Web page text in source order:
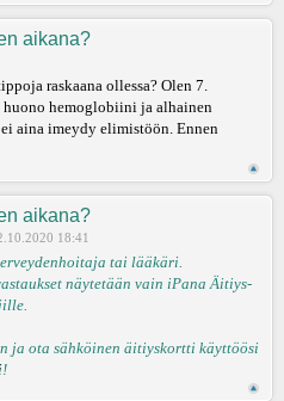
aikana?
raskaana ollessa? Olen 7.
hemoglobiini ja alhainen
aina imeydy elimistöön. Ennen
aikana?
18:41
tai lääkäri.
näytetään vain iPana Äitiys-
ja ota sähköinen äitiyskortti käyttöösi
!